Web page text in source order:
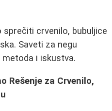
sprečiti crvenilo, bubuljice
Saveti za negu
i iskustva.
Rešenje za Crvenilo,